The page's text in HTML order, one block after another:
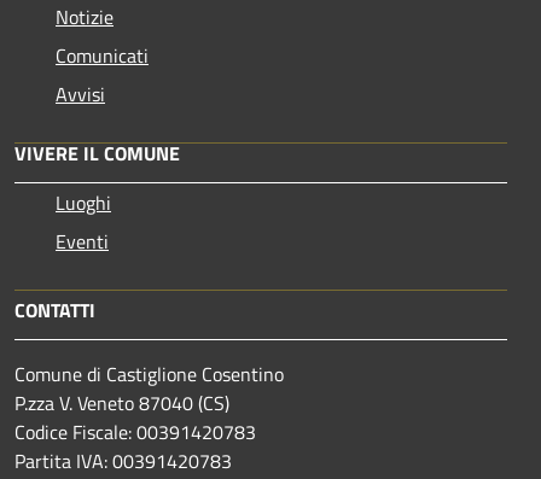
Notizie
Comunicati
Avvisi
VIVERE IL COMUNE
Luoghi
Eventi
CONTATTI
Comune di Castiglione Cosentino
P.zza V. Veneto 87040 (CS)
Codice Fiscale: 00391420783
Partita IVA: 00391420783